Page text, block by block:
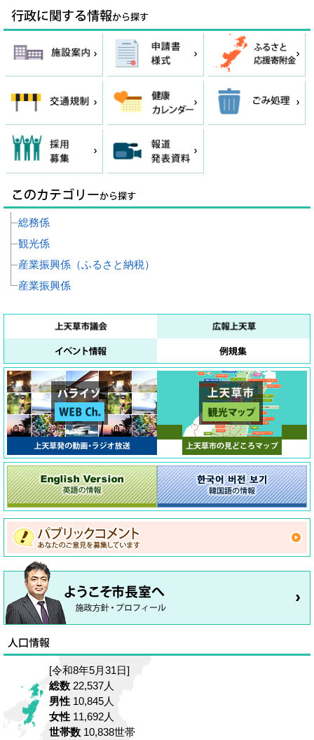
総務係
観光係
産業振興係（ふるさと納税）
産業振興係
[令和8年5月31日]
総数 22,537人
男性 10,845人
女性 11,692人
世帯数 10,838世帯